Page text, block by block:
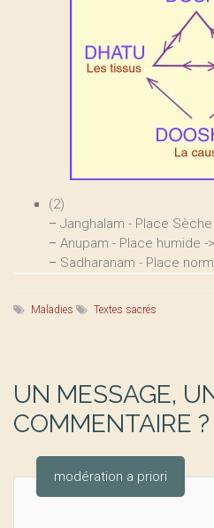
(2)
– Janghalam - Place
– Anupam - Place humide -
– Sadharanam - Place
Maladies Textes sacrés
UN MESSAGE,
COMMENTAIRE ?
modération a priori